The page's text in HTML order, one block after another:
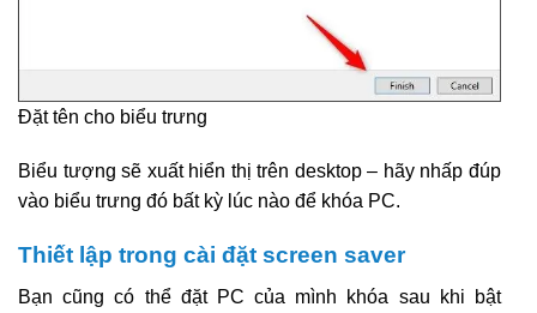
Đặt tên cho biểu trưng
Biểu tượng sẽ xuất hiển thị trên desktop – hãy nhấp đúp
vào biểu trưng đó bất kỳ lúc nào để khóa PC.
Thiết lập trong cài đặt screen saver
Bạn cũng có thể đặt PC của mình khóa sau khi bật